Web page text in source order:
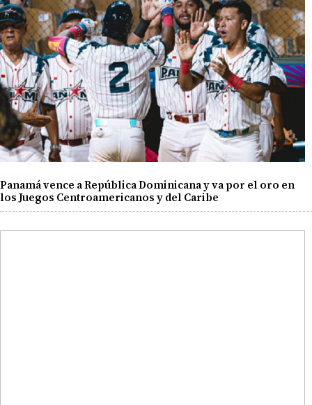
Panamá vence a República Dominicana y va por el oro en
los Juegos Centroamericanos y del Caribe